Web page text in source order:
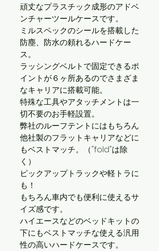
頑丈なプラスチック成形のアドベ
ンチャーツールケースです。
ミルスペックのシールを搭載した
防塵、防水の頼れるハードケー
ス。
ラッシングベルトで固定できるポ
イントが６ヶ所あるのでさまざま
なキャリアに搭載可能。
特殊な工具やアタッチメントは一
切不要のお手軽設置。
弊社のルーフテントにはもちろん
他社製のフラットキャリアなどに
もベストマッチ。（"fold"は除
く）
ピックアップトラックや軽トラに
も！
もちろん車内でも便利に使えるサ
イズ感です。
ハイエースなどのベッドキットの
下にもベストマッチな使える汎用
性の高いハードケースです。